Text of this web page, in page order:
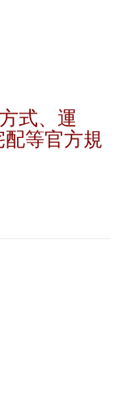
式、運
等官方規